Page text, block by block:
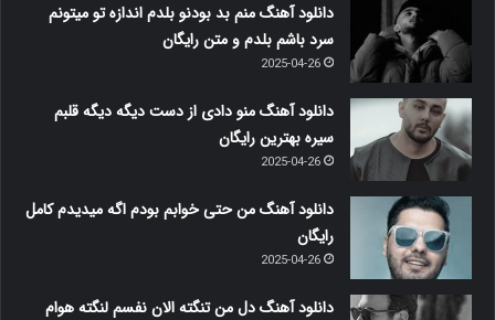
دانلود آهنگ منم بد بودنو بلدم اندازه تو میتونم
سرد باشم بلدم و متن رایگان
2025-04-26
دانلود آهنگ منو دادی از دست دیگه دیگه قلبم
سیره بهترین رایگان
2025-04-26
دانلود آهنگ من حتی خوابم بودم اگه میدیدم کامل
رایگان
2025-04-26
دانلود آهنگ دل من تنگته الان نفسم لنگته هوام